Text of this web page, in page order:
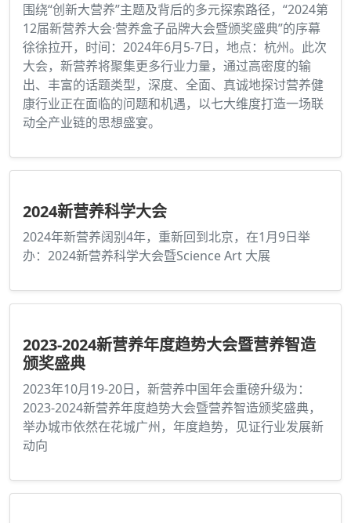
围绕“创新大营养”主题及背后的多元探索路径，“2024第
12届新营养大会·营养盒子品牌大会暨颁奖盛典”的序幕
徐徐拉开，时间：2024年6月5-7日，地点：杭州。此次
大会，新营养将聚集更多行业力量，通过高密度的输
出、丰富的话题类型，深度、全面、真诚地探讨营养健
康行业正在面临的问题和机遇，以七大维度打造一场联
动全产业链的思想盛宴。
2024新营养科学大会
2024年新营养阔别4年，重新回到北京，在1月9日举
办：2024新营养科学大会暨Science Art 大展
2023-2024新营养年度趋势大会暨营养智造
颁奖盛典
2023年10月19-20日，新营养中国年会重磅升级为：
2023-2024新营养年度趋势大会暨营养智造颁奖盛典，
举办城市依然在花城广州，年度趋势，见证行业发展新
动向